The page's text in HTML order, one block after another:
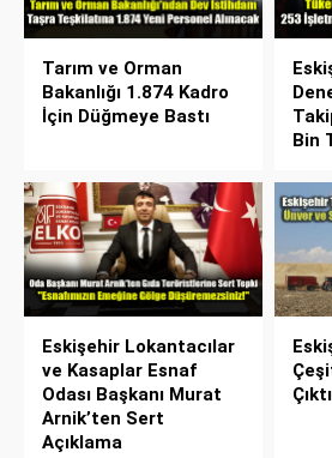
Tarım ve Orman
Bakanlığı 1.874 Kadro
İçin Düğmeye Bastı
Bin
Eskişehir Lokantacılar
ve Kasaplar Esnaf
Odası Başkanı Murat
Arnik’ten Sert
Açıklama
Çıktı